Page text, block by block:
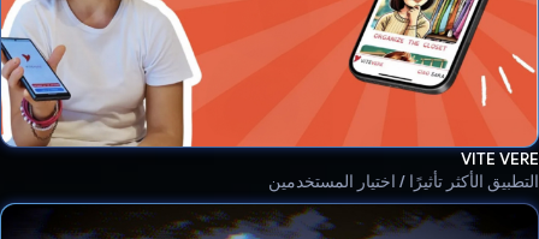
VITE VERE
التطبيق الأكثر تأثيرًا / اختيار المستخدمين